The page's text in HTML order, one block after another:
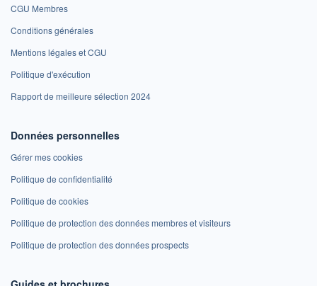
CGU Membres
Conditions générales
Mentions légales et CGU
Politique d'exécution
Rapport de meilleure sélection 2024
Données personnelles
Gérer mes cookies
Politique de confidentialité
Politique de cookies
Politique de protection des données membres et visiteurs
Politique de protection des données prospects